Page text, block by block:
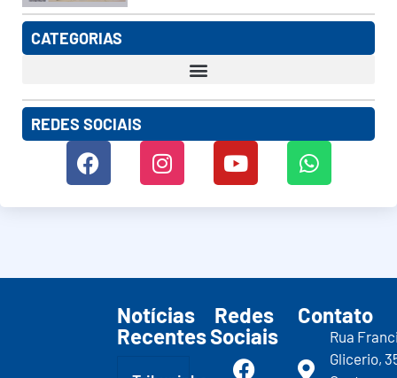
CATEGORIAS
REDES SOCIAIS
Notícias
Recentes
Redes
Sociais
Contato
Rua
Glicerio,